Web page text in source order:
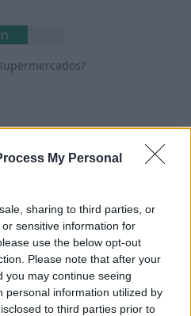
My Personal
sharing to third parties, or
sensitive information for
use the below opt-out
Please note that after your
you may continue seeing
personal information utilized by
to third parties prior to
anteriores,
para vivir como
2,8/5,Nanaimo es un
nómada digital.